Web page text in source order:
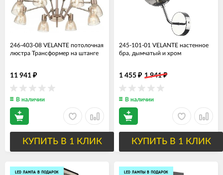
246-403-08 VELANTE потолочная
люстра Трансформер на штанге
11 941 ₽
В наличии
КУПИТЬ В 1 КЛИК
245-101-01 VELANTE настенное
бра, дымчатый и хром
1 455 ₽ 1 941₽
В наличии
КУПИТЬ В 1 КЛИК
LED ЛАМПА В ПОДАРОК LED ЛАМПЫ В ПОДАРОК